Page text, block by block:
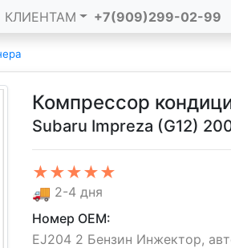
КЛИЕНТАМ +7(909)299-02-99
Компрессор
Subaru Impreza (G12)
★★★★★
🚚 2-4 дня
Номер OEM:
EJ204 2 Бензин Инжектор,